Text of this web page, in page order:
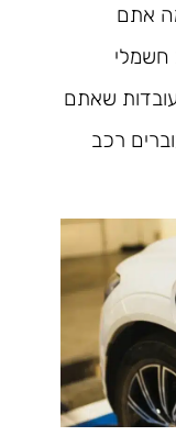
אתם
חשמלי
עכשיו, אז הנה, אספנו לכם 10 עובדות שאתם
רכב